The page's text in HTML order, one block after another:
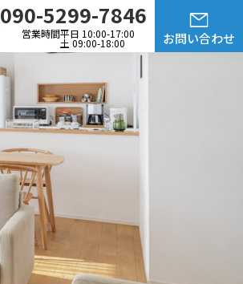
090-5299-7846
営業時間平日 10:00-17:00
土 09:00-18:00 お問い合わせ